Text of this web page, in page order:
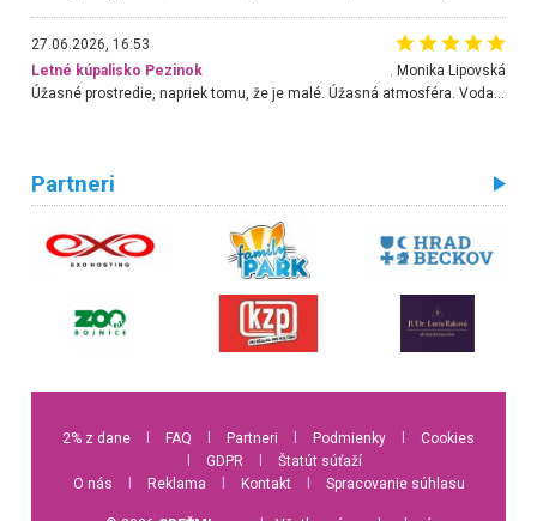
27.06.2026, 16:53
Letné kúpalisko Pezinok
. Monika Lipovská
Partneri
2% z dane FAQ Partneri Podmienky
Cookies
GDPR
Štatút súťaží
O nás
Reklama Kontakt Spracovanie súhlasu